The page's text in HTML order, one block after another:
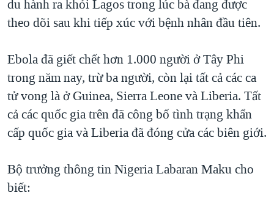
du hành ra khỏi Lagos trong lúc bà đang được
theo dõi sau khi tiếp xúc với bệnh nhân đầu tiên.
Ebola đã giết chết hơn 1.000 người ở Tây Phi
trong năm nay, trừ ba người, còn lại tất cả các ca
tử vong là ở Guinea, Sierra Leone và Liberia. Tất
cả các quốc gia trên đã công bố tình trạng khẩn
cấp quốc gia và Liberia đã đóng cửa các biên giới.
Bộ trưởng thông tin Nigeria Labaran Maku cho
biết: